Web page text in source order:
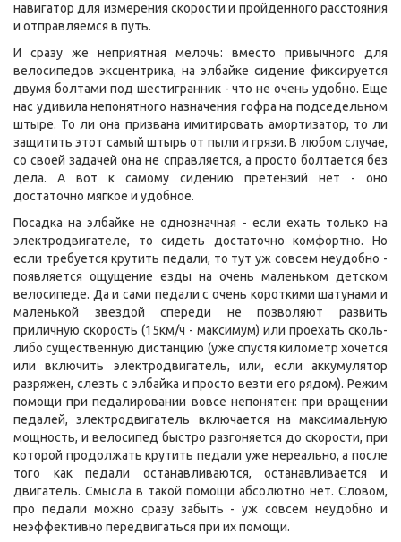
навигатор для измерения скорости и пройденного расстояния
и отправляемся в путь.
И сразу же неприятная мелочь: вместо привычного для
велосипедов эксцентрика, на элбайке сидение фиксируется
двумя болтами под шестигранник - что не очень удобно. Еще
нас удивила непонятного назначения гофра на подседельном
штыре. То ли она призвана имитировать амортизатор, то ли
защитить этот самый штырь от пыли и грязи. В любом случае,
со своей задачей она не справляется, а просто болтается без
дела. А вот к самому сидению претензий нет - оно
достаточно мягкое и удобное.
Посадка на элбайке не однозначная - если ехать только на
электродвигателе, то сидеть достаточно комфортно. Но
если требуется крутить педали, то тут уж совсем неудобно -
появляется ощущение езды на очень маленьком детском
велосипеде. Да и сами педали с очень короткими шатунами и
маленькой звездой спереди не позволяют развить
приличную скорость (15км/ч - максимум) или проехать сколь-
либо существенную дистанцию (уже спустя километр хочется
или включить электродвигатель, или, если аккумулятор
разряжен, слезть с элбайка и просто везти его рядом). Режим
помощи при педалировании вовсе непонятен: при вращении
педалей, электродвигатель включается на максимальную
мощность, и велосипед быстро разгоняется до скорости, при
которой продолжать крутить педали уже нереально, а после
того как педали останавливаются, останавливается и
двигатель. Смысла в такой помощи абсолютно нет. Словом,
про педали можно сразу забыть - уж совсем неудобно и
неэффективно передвигаться при их помощи.